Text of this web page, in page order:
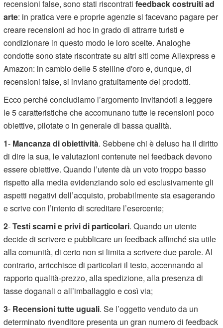
recensioni false, sono stati riscontratifeedback costruiti ad
arte: in pratica vere e proprie agenzie si facevano pagare per
creare recensioni ad hoc in grado di attrarre turisti e
condizionare in questo modo le loro scelte. Analoghe
condotte sono state riscontrate su altri siti come Aliexpress e
Amazon: in cambio delle 5 stelline d'oro e, dunque, di
recensioni false, si inviano gratuitamente dei prodotti.
Ecco perché concludiamo l’argomento invitandoti a leggere
le 5 caratteristiche che accomunano tutte le recensioni poco
obiettive, pilotate o in generale di bassa qualità.
1- Mancanza di obiettività. Sebbene chi è deluso ha il diritto
di dire la sua, le valutazioni contenute nel feedback devono
essere obiettive. Quando l’utente dà un voto troppo basso
rispetto alla media evidenziando solo ed esclusivamente gli
aspetti negativi dell’acquisto, probabilmente sta esagerando
e scrive con l’intento di screditare l’esercente;
2-Testi scarni e privi di particolari. Quando un utente
decide di scrivere e pubblicare un feedback affinché sia utile
alla comunità, di certo non si limita a scrivere due parole. Al
contrario, arricchisce di particolari il testo, accennando al
rapporto qualità-prezzo, alla spedizione, alla presenza di
tasse doganali o all’imballaggio e così via;
3- Recensioni tutte uguali. Se l’oggetto venduto da un
determinato rivenditore presenta un gran numero di feedback